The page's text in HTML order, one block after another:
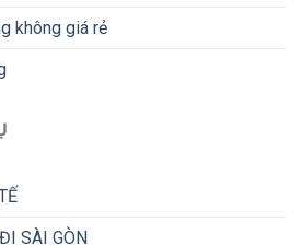
không giá rẻ
SÀI GÒN